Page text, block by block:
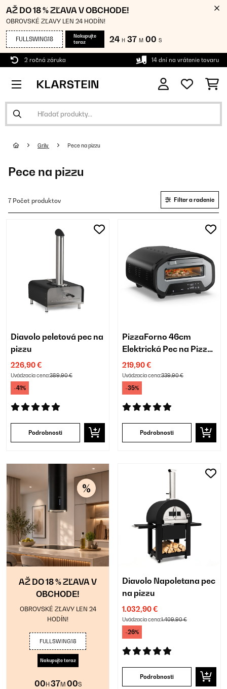
AŽ DO 18 % ZĽAVA V OBCHODE!
OBROVSKÉ ZĽAVY LEN 24 HODÍN!
FULLSWING18
Nakupujte
teraz
24 H 36 M 59 S
2 ročná záruka 14 dní na vrátenie tovaru
Grily Pece na pizzu
Pece na pizzu
7 Počet produktov Filter a radenie
Diavolo peletová pec na
pizzu
226,90 €
Uvádzacia cena:389,90 €
-41%
Podrobnosti
PizzaForno 46cm
Elektrická Pec na Pizzu
Čierna
219,90 €
Uvádzacia cena:339,90 €
-35%
Podrobnosti
AŽ DO 18 % ZĽAVA V
OBCHODE!
OBROVSKÉ ZĽAVY LEN 24
HODÍN!
FULLSWING18
Nakupujte teraz
00 H 37M 00S
Diavolo Napoletana pec
na pizzu
1.032,90 €
Uvádzacia cena:1.409,90 €
-26%
Podrobnosti